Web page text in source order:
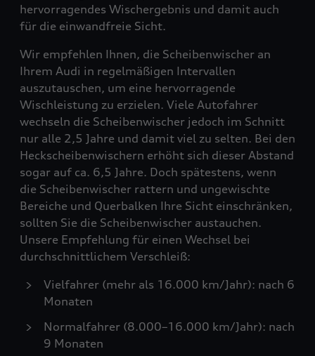
hervorragendes Wischergebnis und damit auch
für die einwandfreie Sicht.
Wir empfehlen Ihnen, die Scheibenwischer an
Ihrem Audi in regelmäßigen Intervallen
auszutauschen, um eine hervorragende
Wischleistung zu erzielen. Viele Autofahrer
wechseln die Scheibenwischer jedoch im Schnitt
nur alle 2,5 Jahre und damit viel zu selten. Bei den
Heckscheibenwischern erhöht sich dieser Abstand
sogar auf ca. 6,5 Jahre. Doch spätestens, wenn
die Scheibenwischer rattern und ungewischte
Bereiche und Querbalken Ihre Sicht einschränken,
sollten Sie die Scheibenwischer austauchen.
Unsere Empfehlung für einen Wechsel bei
durchschnittlichem Verschleiß:
Vielfahrer (mehr als 16.000 km/Jahr): nach 6
Monaten
Normalfahrer (8.000–16.000 km/Jahr): nach
9 Monaten